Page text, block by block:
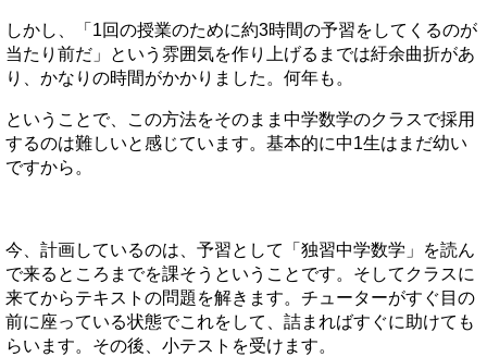
しかし、「1回の授業のために約3時間の予習をしてくるのが
当たり前だ」という雰囲気を作り上げるまでは紆余曲折があ
り、かなりの時間がかかりました。何年も。
ということで、この方法をそのまま中学数学のクラスで採用
するのは難しいと感じています。基本的に中1生はまだ幼い
ですから。
今、計画しているのは、予習として「独習中学数学」を読ん
で来るところまでを課そうということです。そしてクラスに
来てからテキストの問題を解きます。チューターがすぐ目の
前に座っている状態でこれをして、詰まればすぐに助けても
らいます。その後、小テストを受けます。